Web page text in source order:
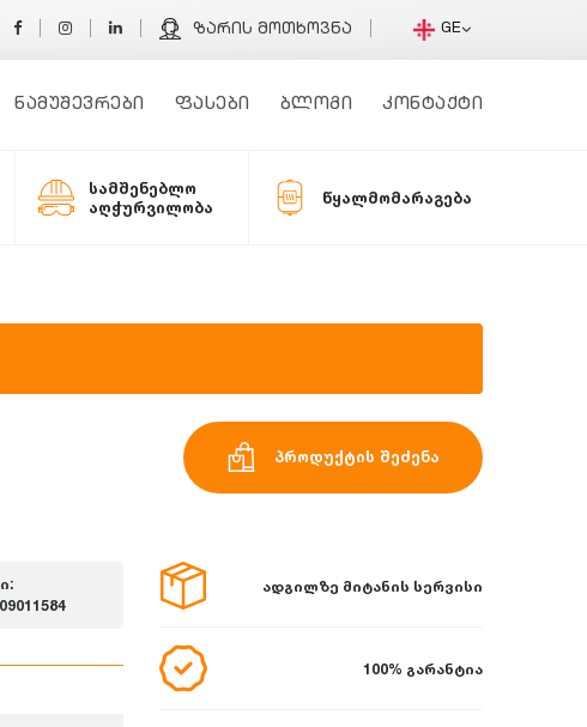
ზარის მოთხოვნა GE
ნამუშევრები ფასები ბლოგი კონტაქტი
სამშენებლო
აღჭურვილობა
წყალმომარაგება
პროდუქტის შეძენა
ადგილზე მიტანის სერვისი
100% გარანტია